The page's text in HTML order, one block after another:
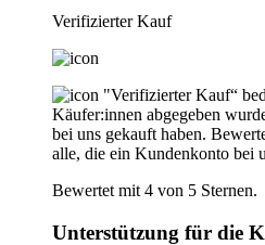
Verifizierter Kauf
"Verifizierter Kauf“
Käufer:innen abgegeben
bei uns gekauft haben.
alle, die ein Kundenkonto bei
Bewertet mit 4 von 5 Sternen.
Unterstützung für die